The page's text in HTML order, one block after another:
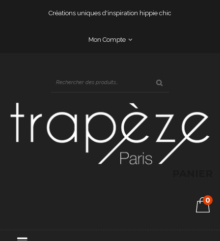
Créations uniques d'inspiration hippie chic
Mon Compte
0